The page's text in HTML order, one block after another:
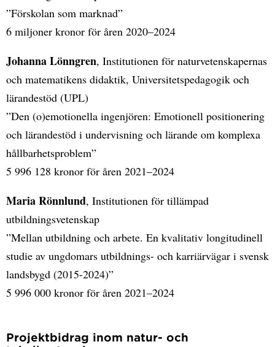
”Förskolan som marknad”
6 miljoner kronor för åren 2020–2024
Johanna Lönngren, Institutionen för naturvetenskapernas
och matematikens didaktik, Universitetspedagogik och
lärandestöd (UPL)
”Den (o)emotionella ingenjören: Emotionell positionering
och lärandestöd i undervisning och lärande om komplexa
hållbarhetsproblem”
5 996 128 kronor för åren 2021–2024
Maria Rönnlund, Institutionen för tillämpad
utbildningsvetenskap
”Mellan utbildning och arbete. En kvalitativ longitudinell
studie av ungdomars utbildnings- och karriärvägar i svensk
landsbygd (2015-2024)”
5 996 000 kronor för åren 2021–2024
Projektbidrag inom natur- och